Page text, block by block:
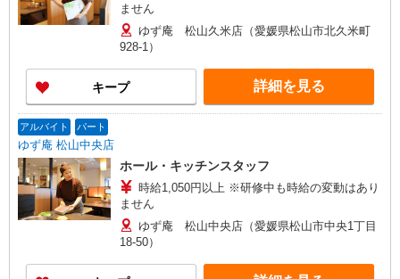
ません
ゆず庵 松山久米店（愛媛県松山市北久米町
928-1）
キープ 詳細を見る
アルバイト パート
ゆず庵 松山中央店
ホール・キッチンスタッフ
時給1,050円以上 ※研修中も時給の変動はあり
ません
ゆず庵 松山中央店（愛媛県松山市中央1丁目
18-50）